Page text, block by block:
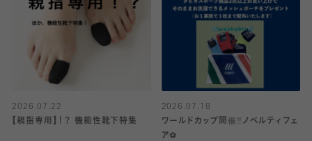
2026.07.22
【親指専用】！？ 機能性靴下特集
2026.07.18
ワールドカップ開催‼️ノベルティフェ
ア⚽️